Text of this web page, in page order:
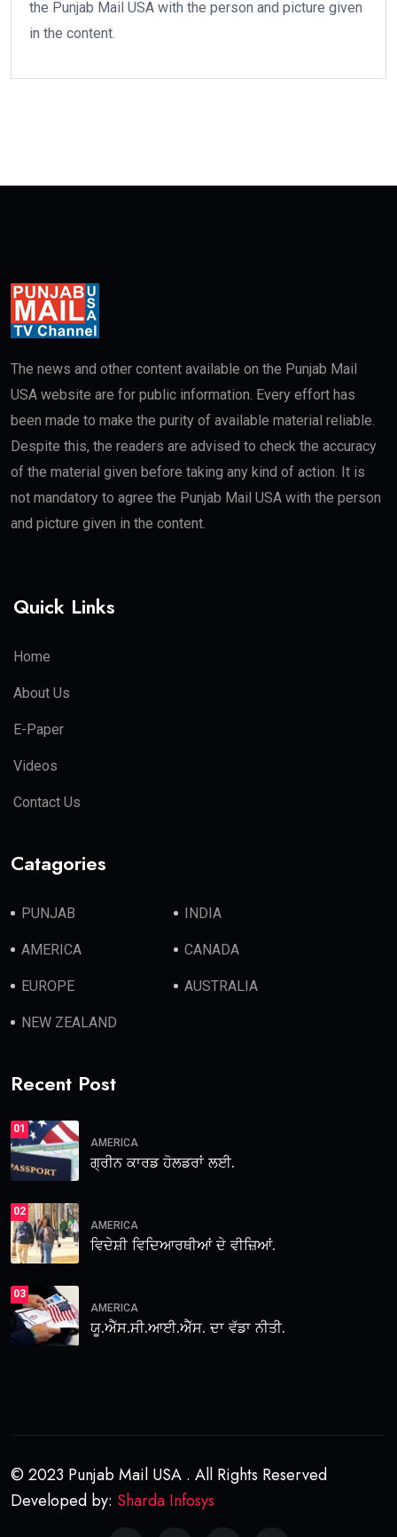
the Punjab Mail USA with the person and picture given
in the content.
The news and other content available on the Punjab Mail
USA website are for public information. Every effort has
been made to make the purity of available material reliable.
Despite this, the readers are advised to check the accuracy
of the material given before taking any kind of action. It is
not mandatory to agree the Punjab Mail USA with the person
and picture given in the content.
Quick Links
Home
About Us
E-Paper
Videos
Contact Us
Catagories
PUNJAB INDIA
AMERICA CANADA
EUROPE AUSTRALIA
NEW ZEALAND
Recent Post
01
AMERICA
ਗ੍ਰੀਨ ਕਾਰਡ ਹੋਲਡਰਾਂ ਲਈ.
02
AMERICA
ਵਿਦੇਸ਼ੀ ਵਿਦਿਆਰਥੀਆਂ ਦੇ ਵੀਜ਼ਿਆਂ.
03
AMERICA
ਯੂ.ਐੱਸ.ਸੀ.ਆਈ.ਐੱਸ. ਦਾ ਵੱਡਾ ਨੀਤੀ.
© 2023 Punjab Mail USA . All Rights Reserved
Developed by: Sharda Infosys